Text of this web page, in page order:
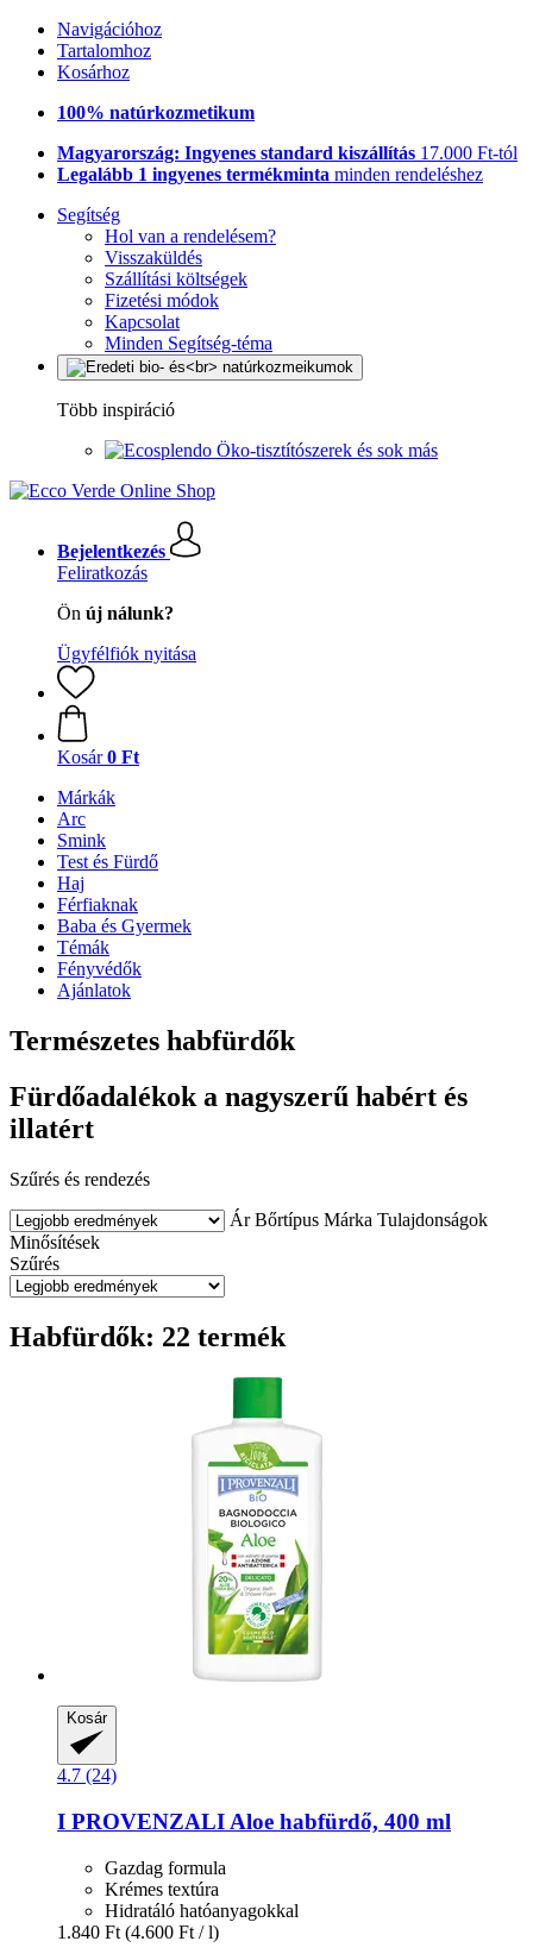
Navigációhoz
Tartalomhoz
Kosárhoz
100% natúrkozmetikum
Magyarország: Ingyenes standard kiszállítás 17.000 Ft-tól
Legalább 1 ingyenes termékminta minden rendeléshez
Segítség
Hol van a rendelésem?
Visszaküldés
Szállítási költségek
Fizetési módok
Kapcsolat
Minden Segítség-téma
Több inspiráció
Öko-tisztítószerek és sok más
Bejelentkezés
Feliratkozás
Ön új nálunk?
Ügyfélfiók nyitása
Kosár 0 Ft
Márkák
Arc
Smink
Test és Fürdő
Haj
Férfiaknak
Baba és Gyermek
Témák
Fényvédők
Ajánlatok
Természetes habfürdők
Fürdőadalékok a nagyszerű habért és
illatért
Szűrés és rendezés
Ár Bőrtípus Márka Tulajdonságok
Minősítések
Szűrés
Habfürdők: 22 termék
Kosár
4.7 (24)
I PROVENZALI Aloe habfürdő, 400 ml
Gazdag formula
Krémes textúra
Hidratáló hatóanyagokkal
1.840 Ft (4.600 Ft / l)